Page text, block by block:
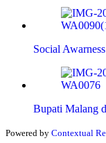
Social
Bupati Malang
Powered by Contextual